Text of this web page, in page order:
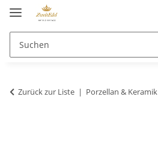
Zurück zur Liste Porzellan & Keramik